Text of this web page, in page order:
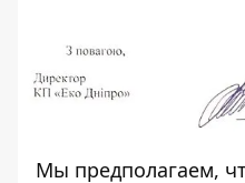
Мы предполагаем,